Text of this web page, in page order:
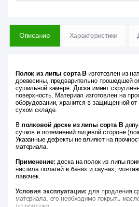
Описание Характеристики
Полок из липы сорта В изготовлен из
древесины, предварительно прошедшей
сушильной камере. Доска имеет
поверхность. Материал изготовлен на
оборудовании, хранится в защищенной от
сухом складе.
В полковой доске из липы сорта В
сучков и потемнений лицевой стороне
Указанные дефекты не влияют на
материала.
Применение: доска на полок из липы
настила полатей в банях и саунах,
лавочек.
Условия эксплуатации: для продления
материала, его необходимо покрыть